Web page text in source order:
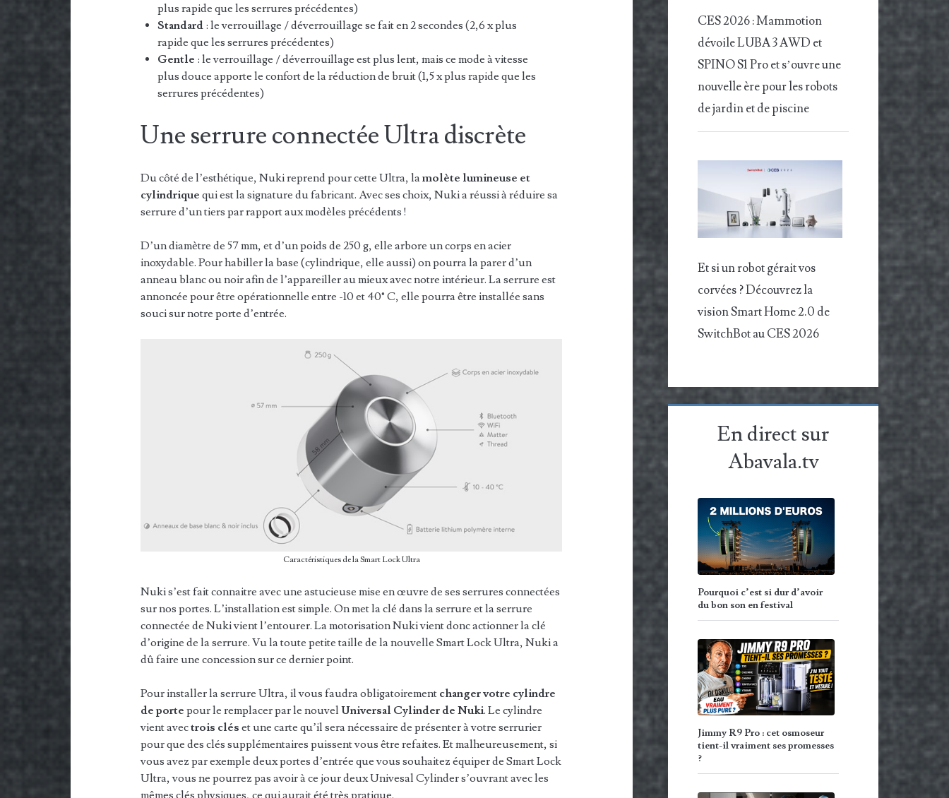
plus rapide que les serrures précédentes)
Standard : le verrouillage / déverrouillage se fait en 2 secondes (2,6 x plus
rapide que les serrures précédentes)
Gentle : le verrouillage / déverrouillage est plus lent, mais ce mode à vitesse
plus douce apporte le confort de la réduction de bruit (1,5 x plus rapide que les
serrures précédentes)
Une serrure connectée Ultra discrète
Du côté de l’esthétique, Nuki reprend pour cette Ultra, lamolète lumineuse et
cylindrique qui est la signature du fabricant. Avec ses choix, Nuki a réussi à réduire sa
serrure d’un tiers par rapport aux modèles précédents !
D’un diamètre de 57 mm, et d’un poids de 250 g, elle arbore un corps en acier
inoxydable. Pour habiller la base (cylindrique, elle aussi) on pourra la parer d’un
anneau blanc ou noir afin de l’appareiller au mieux avec notre intérieur. La serrure est
annoncée pour être opérationnelle entre -10 et 40° C, elle pourra être installée sans
souci sur notre porte d’entrée.
Caractéristiques de la Smart Lock Ultra
Nuki s’est fait connaitre avec une astucieuse mise en œuvre de ses serrures connectées
sur nos portes. L’installation est simple. On met la clé dans la serrure et la serrure
connectée de Nuki vient l’entourer. La motorisation Nuki vient donc actionner la clé
d’origine de la serrure. Vu la toute petite taille de la nouvelle Smart Lock Ultra, Nuki a
dû faire une concession sur ce dernier point.
Pour installer la serrure Ultra, il vous faudra obligatoirement changer votre cylindre
de portepour le remplacer par le nouvelUniversal Cylinder de Nuki. Le cylindre
vient avectrois clés et une carte qu’il sera nécessaire de présenter à votre serrurier
pour que des clés supplémentaires puissent vous être refaites. Et malheureusement, si
vous avez par exemple deux portes d’entrée que vous souhaitez équiper de Smart Lock
Ultra, vous ne pourrez pas avoir à ce jour deux Univesal Cylinder s’ouvrant avec les
mêmes clés physiques, ce qui aurait été très pratique.
CES 2026 : Mammotion
dévoile LUBA 3 AWD et
SPINO S1 Pro et s’ouvre une
nouvelle ère pour les robots
de jardin et de piscine
Et si un robot gérait vos
corvées ? Découvrez la
vision Smart Home 2.0 de
SwitchBot au CES 2026
En direct sur
Abavala.tv
Pourquoi c’est si dur d’avoir
du bon son en festival
Jimmy R9 Pro : cet osmoseur
tient-il vraiment ses promesses
?